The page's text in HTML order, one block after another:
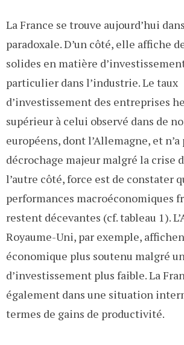
La France se trouve aujourd’hui
paradoxale. D’un côté, elle affiche
solides en matière
particulier dans l’industrie. Le taux
d’investissement des entreprises
supérieur à celui observé dans de
européens, dont l’Allemagne, et n’a
décrochage majeur malgré la crise
l’autre côté, force est de constater
performances macroéconomiques
restent décevantes (cf. tableau 1).
Royaume-Uni, par exemple,
économique plus soutenu malgré
d’investissement plus faible. La
également dans une situation
termes de gains de productivité.